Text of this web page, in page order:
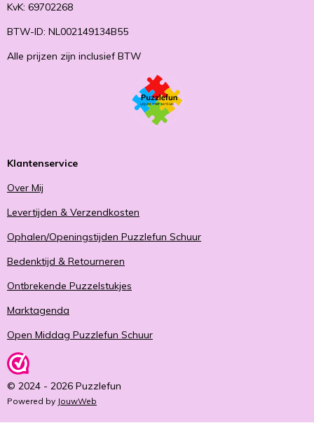
KvK: 69702268
BTW-ID: NL002149134B55
Alle prijzen zijn inclusief BTW
Klantenservice
Over Mij
Levertijden & Verzendkosten
Ophalen/Openingstijden Puzzlefun Schuur
Bedenktijd & Retourneren
Ontbrekende Puzzelstukjes
Marktagenda
Open Middag Puzzlefun Schuur
© 2024 - 2026 Puzzlefun
Powered by JouwWeb